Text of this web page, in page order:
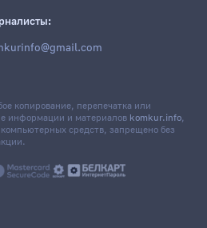
копирование, перепечатка или
информации и материалов komkur.info,
средств, запрещено без